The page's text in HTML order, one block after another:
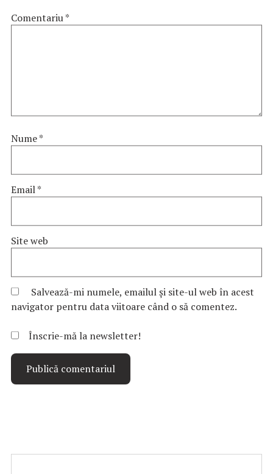
Comentariu*
Nume*
Email*
Site web
Salvează-mi numele, emailul și site-ul web în acest
navigator pentru data viitoare când o să comentez.
Înscrie-mă la newsletter!